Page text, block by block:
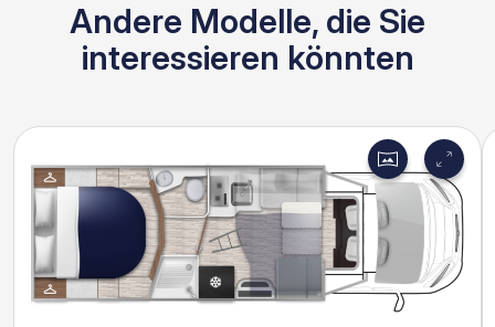
Andere Modelle, die Sie
interessieren könnten